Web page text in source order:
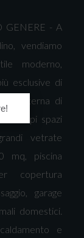
GENERE - A
vendiamo
moderno,
esclusive di
interna di
ampi spazi
vetrate
mq, piscina
copertura
garage
domestici.
e